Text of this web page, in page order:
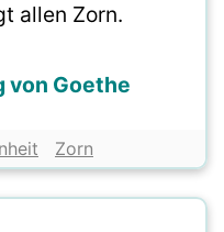
allen Zorn.
von Goethe
Zorn